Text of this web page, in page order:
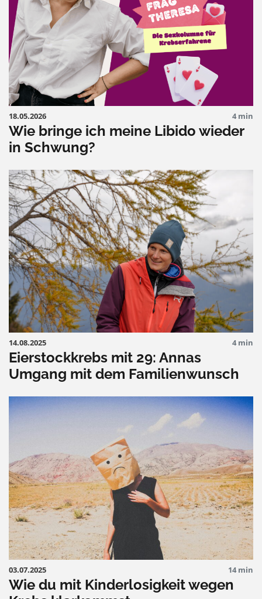
18.05.2026 4 min
Wie bringe ich meine Libido wieder
in Schwung?
14.08.2025 4 min
Eierstockkrebs mit 29: Annas
Umgang mit dem Familienwunsch
03.07.2025 14 min
Wie du mit Kinderlosigkeit wegen